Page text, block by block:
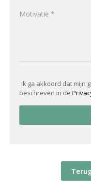
Ik ga akkoord dat mijn
beschreven in de